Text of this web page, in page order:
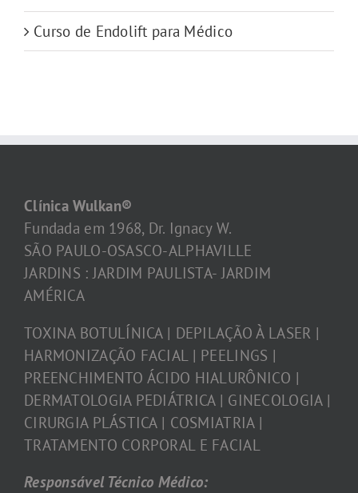
Curso de Endolift para Médico
Clínica Wulkan®
Fundada em 1968, Dr. Ignacy W.
SÃO PAULO-OSASCO-ALPHAVILLE
JARDINS : JARDIM PAULISTA- JARDIM
AMÉRICA
TOXINA BOTULÍNICA | DEPILAÇÃO À LASER |
HARMONIZAÇÃO FACIAL | PEELINGS |
PREENCHIMENTO ÁCIDO HIALURÔNICO |
DERMATOLOGIA PEDIÁTRICA | GINECOLOGIA |
CIRURGIA PLÁSTICA | COSMIATRIA |
TRATAMENTO CORPORAL E FACIAL
Responsável Técnico Médico: